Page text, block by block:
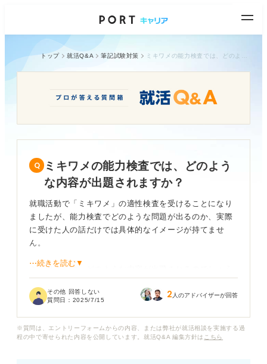
トップ 就活Q&A 筆記試験対策
ミキワメの能力検査では、どのよう
な内容が出題されますか？
就職活動で「ミキワメ」の適性検査を受けることになり
ましたが、能力検査でどのような問題が出るのか、実際
に受けた人の話だけでは具体的なイメージが持てませ
ん。
ミキワメでは、どのような内容が出題されるのでしょう
法を知りたいです。
や、効果的な勉強法についてアドバイスをいただけると
⋯続きを読む▼
その他 回答しない
質問日： 2025/7/15 2 人のアドバイザーが回答
※質問は、エントリーフォームからの内容、または弊社が就活相談を実施する過
程の中で寄せられた内容を公開しています。就活Q&A 編集方針は こちら